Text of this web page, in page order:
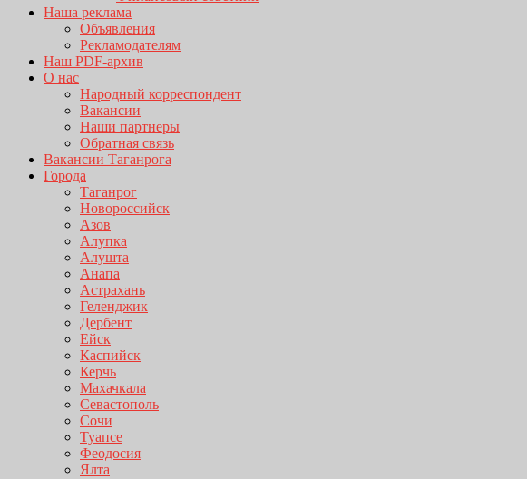
Наша реклама
Объявления
Рекламодателям
Наш PDF-архив
О нас
Народный корреспондент
Вакансии
Наши партнеры
Обратная связь
Вакансии Таганрога
Города
Таганрог
Новороссийск
Азов
Алупка
Алушта
Анапа
Астрахань
Геленджик
Дербент
Ейск
Каспийск
Керчь
Махачкала
Севастополь
Сочи
Туапсе
Феодосия
Ялта